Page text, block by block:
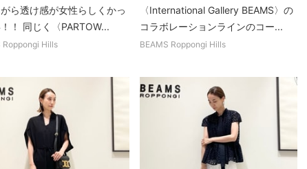
ら透け感が女性らしくかっ
！ 同じく〈PARTOW...
Roppongi Hills
〈International Gallery BEAMS〉の
コラボレーションラインのコー...
BEAMS Roppongi Hills